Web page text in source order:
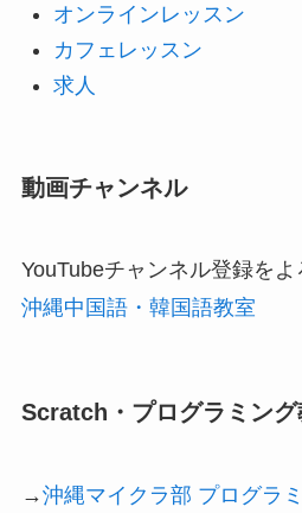
オンラインレッスン
カフェレッスン
求人
動画チャンネル
YouTubeチャンネル登録を
沖縄中国語・韓国語教室
Scratch・プログラミング
→沖縄マイクラ部 プログラ